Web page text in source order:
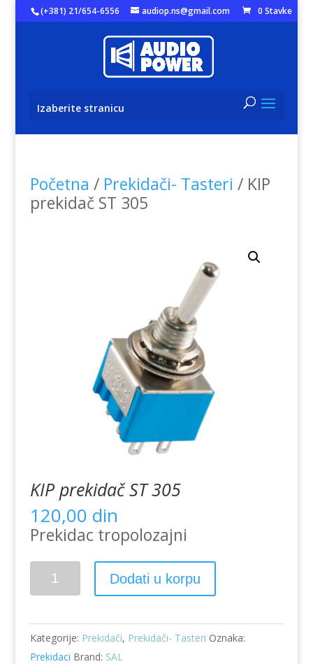
(+381) 21/654-6556 audiop.ns@gmail.com 0 Stavke
Izaberite stranicu
Početna / Prekidači- Tasteri / KIP
prekidač ST 305
KIP prekidač ST 305
120,00 din
Prekidac tropolozajni
KIP
prekidač
305
količina
Dodati u korpu
Kategorije: Prekidači, Prekidači- Tasteri Oznaka:
Prekidaci Brand: SAL